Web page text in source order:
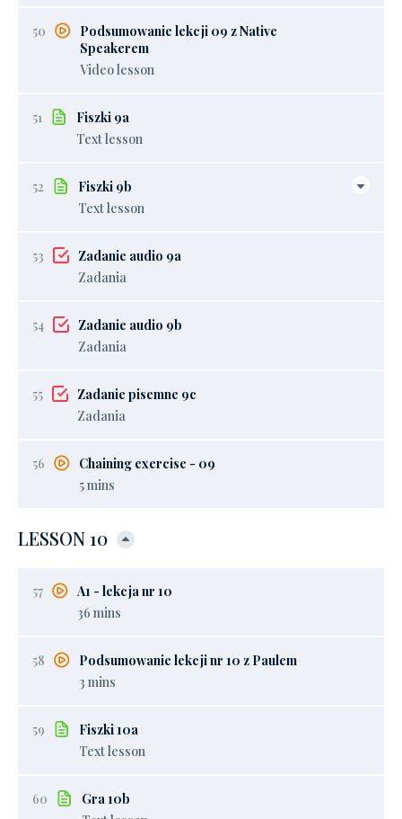
50
Podsumowanie lekcji 09 z Native
Speakerem
Video lesson
51
Fiszki 9a
Text lesson
52
Fiszki 9b
Text lesson
53
Zadanie audio 9a
Zadania
54
Zadanie audio 9b
Zadania
55
Zadanie pisemne 9c
Zadania
56
Chaining exercise - 09
5 mins
LESSON 10
57
A1 - lekcja nr 10
36 mins
58
Podsumowanie lekcji nr 10 z Paulem
3 mins
59
Fiszki 10a
Text lesson
60
Gra 10b